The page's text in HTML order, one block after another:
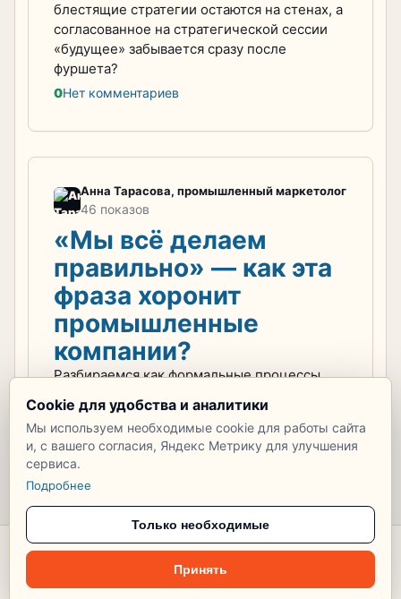
блестящие стратегии остаются на стенах, а
согласованное на стратегической сессии
«будущее» забывается сразу после
фуршета?
0Нет комментариев
Анна Тарасова, промышленный маркетолог
46 показов
«Мы всё делаем
правильно» — как эта
фраза хоронит
промышленные
компании?
Разбираемся как формальные процессы
убивают промышленный бизнес
Нет комментариев
© 2026 Тупик
Правила публикацииПерсональные данные
CookieНастроить cookieРекомендации
Cookie для удобства и аналитики
Мы используем необходимые cookie для работы сайта
и, с вашего согласия, Яндекс Метрику для улучшения
сервиса.
Подробнее
Только необходимые
Принять